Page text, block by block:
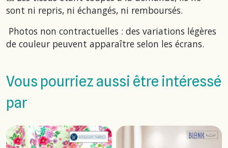
sont ni repris, ni échangés, ni remboursés.
Photos non contractuelles : des variations légères
de couleur peuvent apparaître selon les écrans.
Vous pourriez aussi être intéressé
par